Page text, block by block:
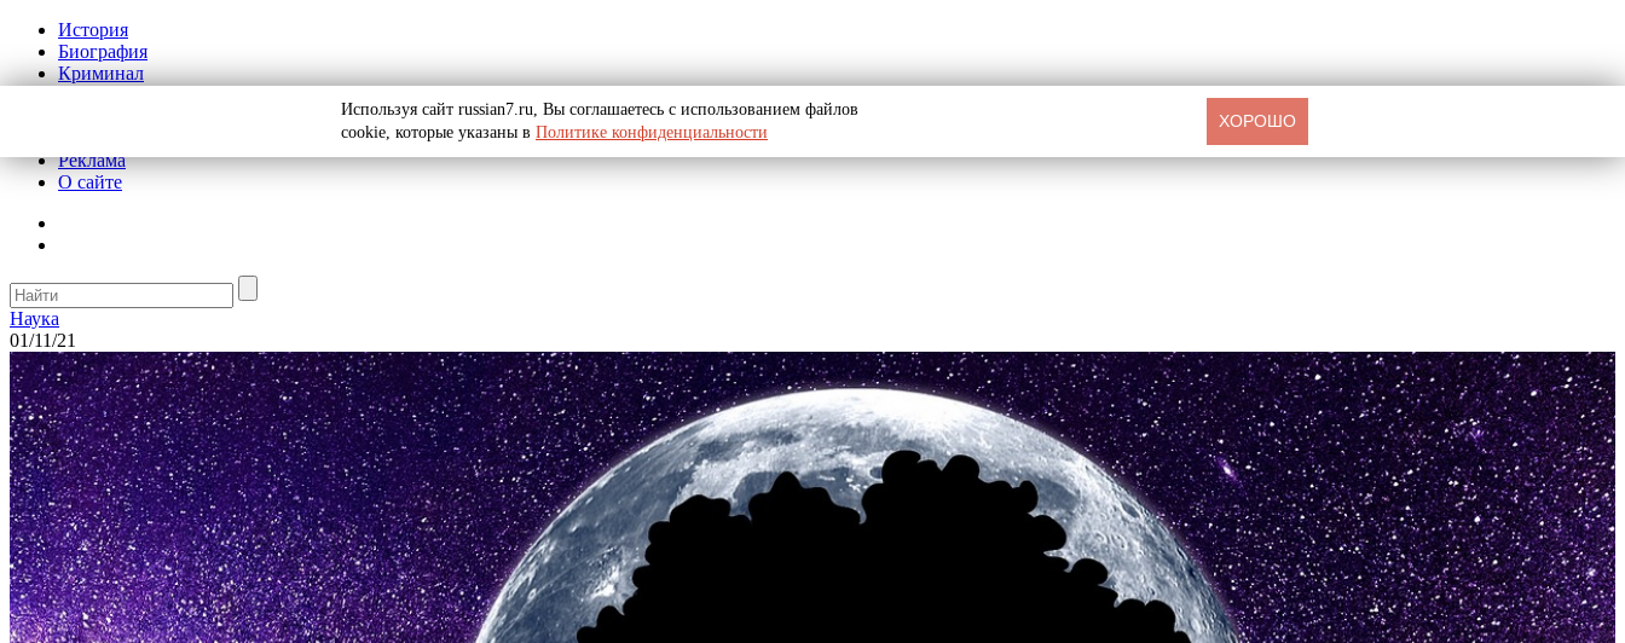
История
Биография
Криминал
Реклама
О сайте
Наука
01/11/21
Используя сайт russian7.ru, Вы соглашаетесь с использованием файлов
cookie, которые указаны в Политике конфиденциальности
ХОРОШО